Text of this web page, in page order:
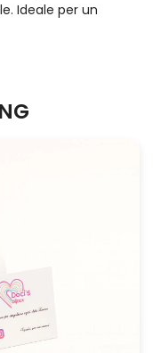
Ideale per un